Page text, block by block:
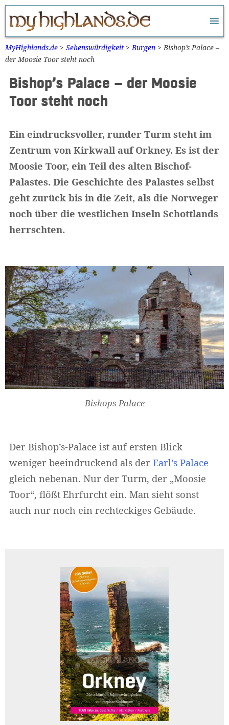
Zum
Inhalt
springen
MyHighlands.de > Sehenswürdigkeit >Burgen >Bishop’s Palace –
der Moosie Toor steht noch
Bishop’s Palace – der Moosie
Toor steht noch
Ein eindrucksvoller, runder Turm steht im
Zentrum von Kirkwall auf Orkney. Es ist der
Moosie Toor, ein Teil des alten Bischof-
Palastes. Die Geschichte des Palastes selbst
geht zurück bis in die Zeit, als die Norweger
noch über die westlichen Inseln Schottlands
herrschten.
Bishops Palace
Der Bishop’s-Palace ist auf ersten Blick
weniger beeindruckend als der Earl’s Palace
gleich nebenan. Nur der Turm, der „Moosie
Toor“, flößt Ehrfurcht ein. Man sieht sonst
auch nur noch ein rechteckiges Gebäude.